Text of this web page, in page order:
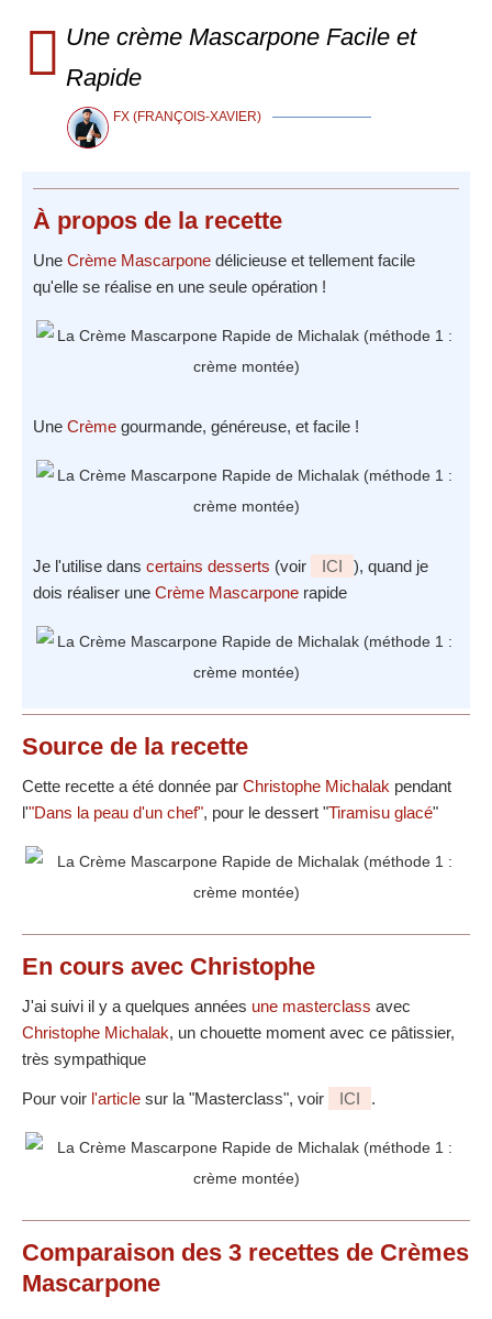
Une crème Mascarpone Facile et
Rapide
FX (FRANÇOIS-XAVIER)
À propos de la recette
Une Crème Mascarpone délicieuse et tellement facile
qu'elle se réalise en une seule opération !
Une Crème gourmande, généreuse, et facile !
Je l'utilise dans certains desserts (voir ICI
), quand je
dois réaliser une Crème Mascarpone rapide
Source de la recette
Cette recette a été donnée par Christophe Michalak pendant
l'"Dans la peau d'un chef", pour le dessert "Tiramisu glacé"
En cours avec Christophe
J'ai suivi il y a quelques années une masterclass avec
Christophe Michalak, un chouette moment avec ce pâtissier,
très sympathique
Pour voir l'article sur la "Masterclass", voir ICI .
Comparaison des 3 recettes de Crèmes
Mascarpone